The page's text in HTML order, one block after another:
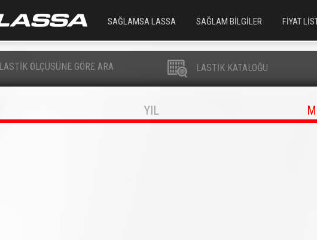
SAĞLAMSA LASSA SAĞLAM BİLGİLER FİYAT
LASTİK ÖLÇÜSÜNE GÖRE ARA LASTİK KATALOĞU
YIL